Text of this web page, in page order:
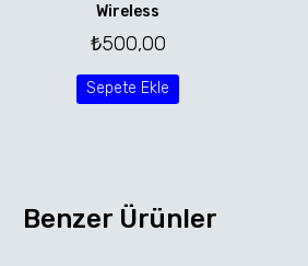
Wireless
₺500,00
Sepete Ekle
Benzer Ürünler